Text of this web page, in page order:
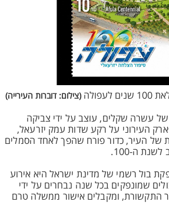
(צילום: דוברות העירייה)
עשרה שקלים, עוצב על ידי צביקה
העירוני על רקע שדות עמק יזרעאל,
של העיר, כדור פורח שהפך לאחד הסמלים
ה-100.
בול רשמי של מדינת ישראל היא אירוע
שמונפקים בכל שנה נבחרים על ידי
התקשורת, ומקבלים אישור ממשלה טרם